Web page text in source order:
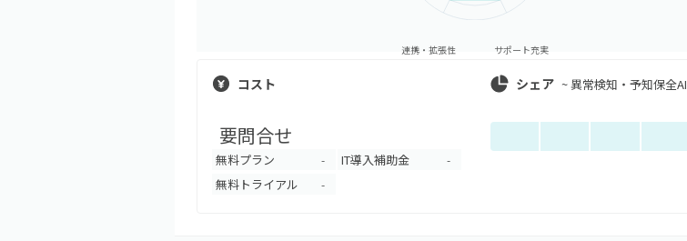
サポート充実
連携・拡張性
コスト
要問合せ
無料プラン - IT導入補助金 -
無料トライアル -
シェア ~異常検知・予知保全AI